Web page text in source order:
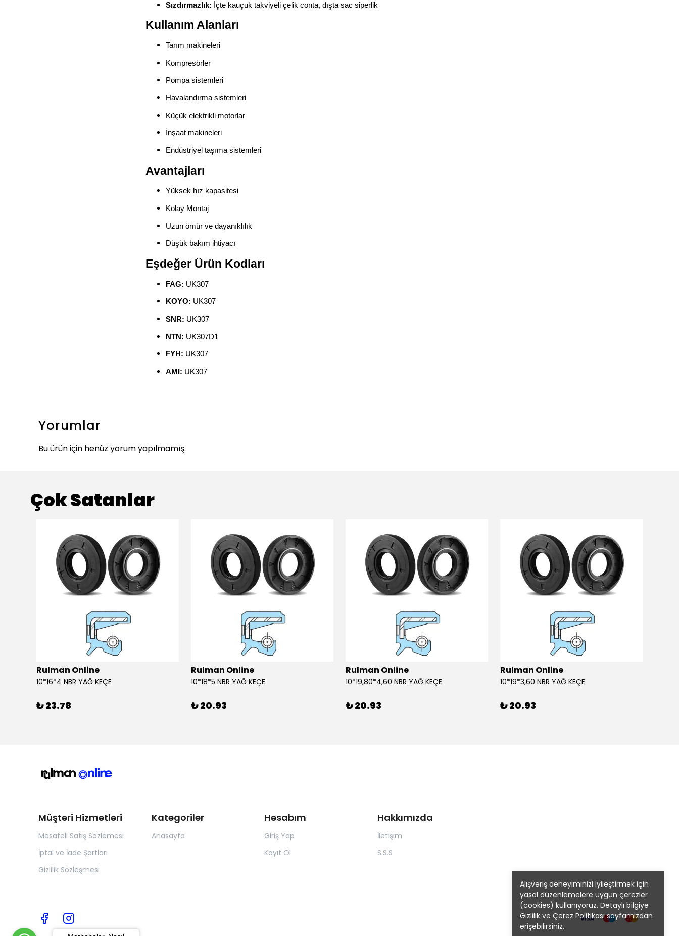
Alışveriş deneyiminizi iyileştirmek için
yasal düzenlemelere uygun çerezler
(cookies) kullanıyoruz. Detaylı bilgiye
Gizlilik ve Çerez Politikasısayfamızdan
erişebilirsiniz.
Sızdırmazlık: İçte kauçuk takviyeli çelik conta, dışta sac siperlik
Kullanım Alanları
Tarım makineleri
Kompresörler
Pompa sistemleri
Havalandırma sistemleri
Küçük elektrikli motorlar
İnşaat makineleri
Endüstriyel taşıma sistemleri
Avantajları
Yüksek hız kapasitesi
Kolay Montaj
Uzun ömür ve dayanıklılık
Düşük bakım ihtiyacı
Eşdeğer Ürün Kodları
FAG: UK307
KOYO: UK307
SNR: UK307
NTN: UK307D1
FYH: UK307
AMI: UK307
Yorumlar
Bu ürün için henüz yorum yapılmamış.
Çok Satanlar
Rulman Online
10*16*4 NBR YAĞ KEÇE
₺ 23.78
Rulman Online
10*18*5 NBR YAĞ KEÇE
₺ 20.93
Rulman Online
10*19,80*4,60 NBR YAĞ KEÇE
₺ 20.93
Rulman Online
10*19*3,60 NBR YAĞ KEÇE
₺ 20.93
Müşteri Hizmetleri
Mesafeli Satış Sözlemesi
İptal ve İade Şartları
Gizlilik Sözleşmesi
Kategoriler
Anasayfa
Hesabım
Giriş Yap
Kayıt Ol
Hakkımızda
İletişim
S.S.S